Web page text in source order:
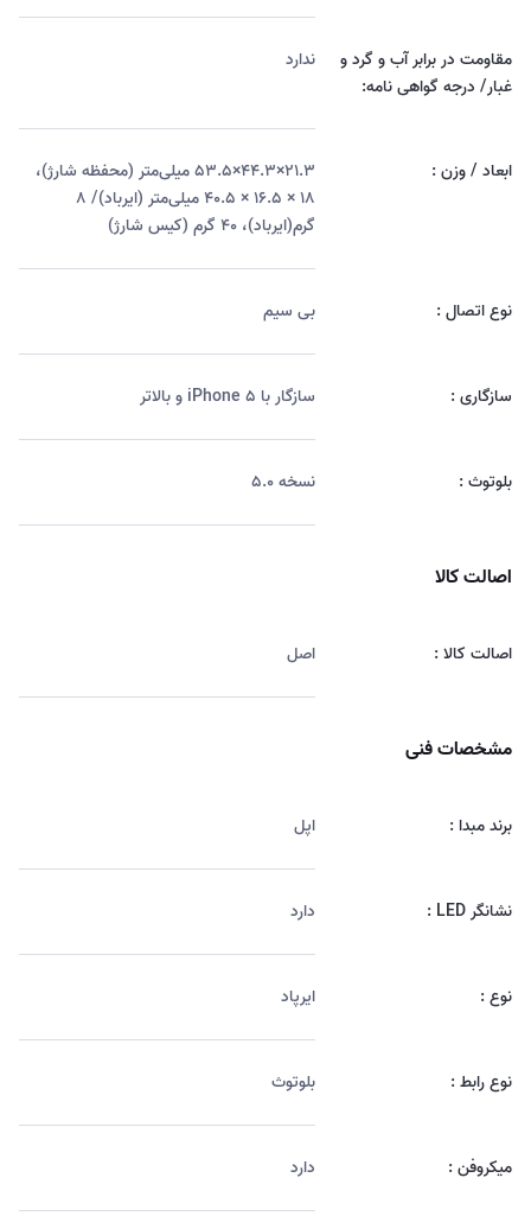
مقاومت در برابر آب و گرد و
غبار/ درجه گواهی نامه:
ندارد
ابعاد / وزن :
۲۱.۳×۴۴.۳×۵۳.۵ میلی‌‌متر (محفظه شارژ)،
۱۸ × ۱۶.۵ × ۴۰.۵ میلی‌‌متر (ایرباد)/ ۸
گرم(ایرباد)، ۴۰ گرم (کیس شارژ)
نوع اتصال : بی سیم
سازگاری : سازگار با iPhone ۵ و بالاتر
بلوتوث : نسخه ۵.۰
اصالت کالا
اصالت کالا : اصل
مشخصات فنی
برند مبدا : اپل
نشانگر LED : دارد
نوع : ایرپاد
نوع رابط : بلوتوث
میکروفن : دارد